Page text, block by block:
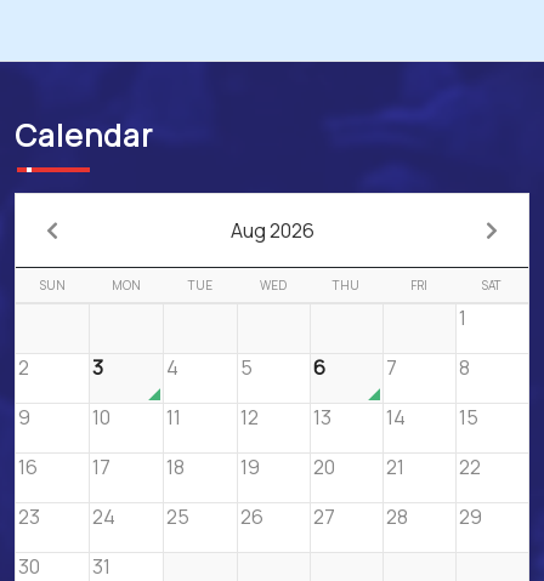
Calendar
Aug 2026
SUN MON TUE WED THU FRI SAT
1
2
3 4 5 6 7
8
9
10 11 12 13 14
15
16
17 18 19 20 21
22
23
24 25 26 27 28
29
30
31